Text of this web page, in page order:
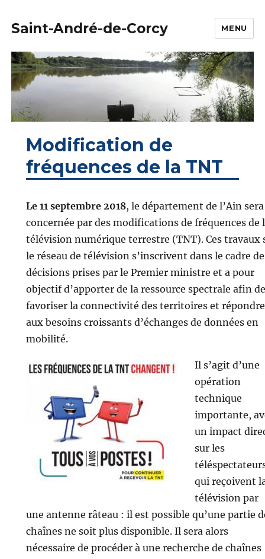
Saint-André-de-Corcy MENU
Modification de
fréquences de la TNT
Le 11 septembre 2018, le département de l’Ain sera
concernée par des modifications de fréquences de
télévision numérique terrestre (TNT). Ces travaux
le réseau de télévision s’inscrivent dans le cadre de
décisions prises par le Premier ministre et a pour
objectif d’apporter de la ressource spectrale afin de
favoriser la connectivité des territoires et répondre
aux besoins croissants d’échanges de données en
mobilité.
Il s’agit d’une
opération
technique
importante,
un impact
sur les
qui reçoivent
télévision par
une antenne râteau : il est possible qu’une partie
chaînes ne soit plus disponible. Il sera alors
nécessaire de procéder à une recherche de chaînes